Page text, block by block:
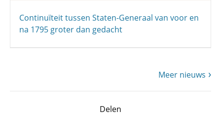
Continuïteit tussen Staten-Generaal van voor en
na 1795 groter dan gedacht
Meer nieuws
Delen